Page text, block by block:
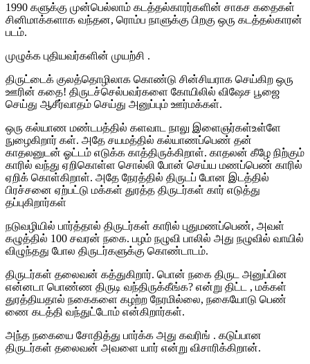
1990 களுக்கு முன்பெல்லாம் கடத்தல்காரர்களின் சாகச கதைகள்
சினிமாக்களாக வந்தன, ரொம்ப நாளுக்கு பிறகு ஒரு கடத்தல்காரன்
படம்.
முழுக்க புதியவர்களின் முயற்சி .
திருட்டைக் குலத்தொழிலாக கொண்டு சின்சியராக செய்கிற ஒரு
ஊரின் கதை! திருடச்செல்பவர்களை கோயிலில் விஷேச பூஜை
செய்து ஆசீர்வாதம் செய்து அனுப்பும் ஊர்மக்கள்.
ஒரு கல்யாண மண்டபத்தில் களவாட நாலு இளைஞர்கள்உள்ளே
நுழைகிறார் கள். அதே சயமத்தில் கல்யாணப்பெண் தன்
காதலனுடன் ஓட்டம் எடுக்க காத்திருக்கிறாள். காதலன் கீழே நிற்கும்
காரில் வந்து ஏறிகொள்ள சொல்லி போன் செய்ய மணப்பெண் காரில்
ஏறிக் கொள்கிறாள். அதே நேரத்தில் திருடப் போன இடத்தில்
பிரச்சனை ஏற்பட்டு மக்கள் துரத்த திருடர்கள் கார் எடுத்து
தப்புகிறார்கள்
நடுவழியில் பார்த்தால் திருடர்கள் காரில் புதுமணப்பெண், அவள்
கழுத்தில் 100 சவரன் நகை. பழம் நழுவி பாலில் அது நழுவில் வாயில்
விழுந்தது போல திருடர்களுக்கு கொண்டாடம்.
திருடர்கள் தலைவன் கத்துகிறார். பொன் நகை திருட அனுப்பின
என்னடா பொண்ண திருடி வந்திருக்கீங்க? என்று திட்ட , மக்கள்
துரத்தியதால் நகைகளை கழற்ற நேரமில்லை, நகையோடு பெண்
ணை கடத்தி வந்துட்டோம் என்கிறார்கள்.
அந்த நகையை சோதித்து பார்க்க அது கவரிங் . கடுப்பான
திருடர்கள் தலைவன் அவளை யார் என்று விசாரிக்கிறான்.